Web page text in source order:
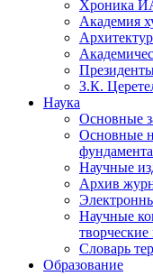
Хроника
Академия
З.К.
Наука
Основные
Основные
Научные
Архив
Научные
творческие
Словарь
Образование